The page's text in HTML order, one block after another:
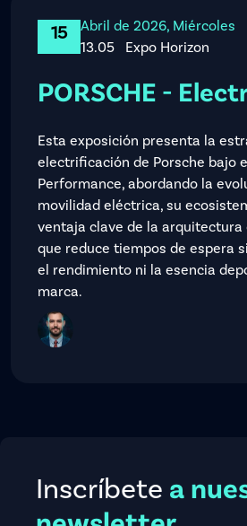
15
Abril de 2026, Miércoles
13.05
Expo Horizon
PORSCHE -
Esta exposición presenta la
electrificación de Porsche bajo
Performance, abordando la
movilidad eléctrica, su
ventaja clave de la
que reduce tiempos de espera
el rendimiento ni la esencia
marca.
Inscríbete a